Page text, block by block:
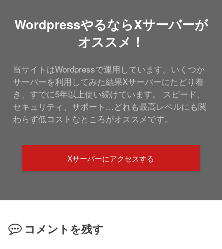
WordpressやるならXサーバーが
オススメ！
当サイトはWordpressで運用しています。いくつか
サーバーを利用してみた結果Xサーバーにたどり着
き、すでに5年以上使い続けています。 スピード、
セキュリティ、サポート…どれも最高レベルにも関
わらず低コストなところがオススメです。
Xサーバーにアクセスする
コメントを残す